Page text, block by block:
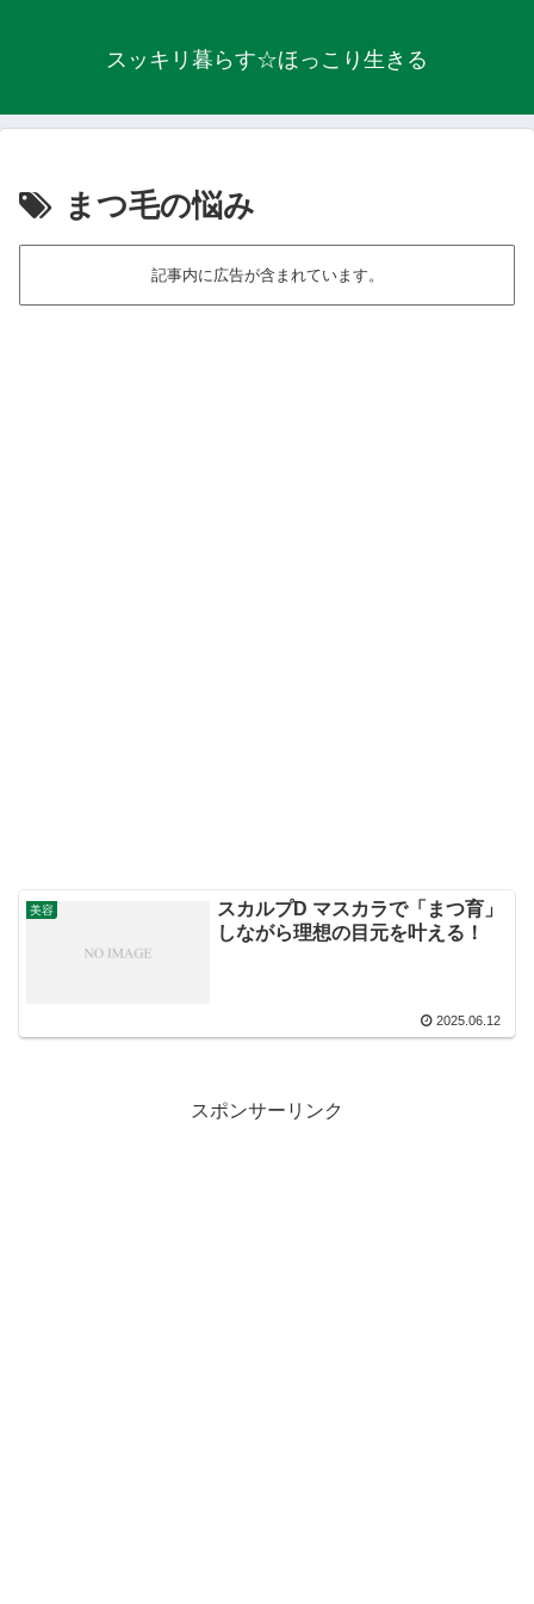
スッキリ暮らす☆ほっこり生きる
まつ毛の悩み
記事内に広告が含まれています。
美容
スカルプD マスカラで「まつ育」
しながら理想の目元を叶える！
2025.06.12
スポンサーリンク